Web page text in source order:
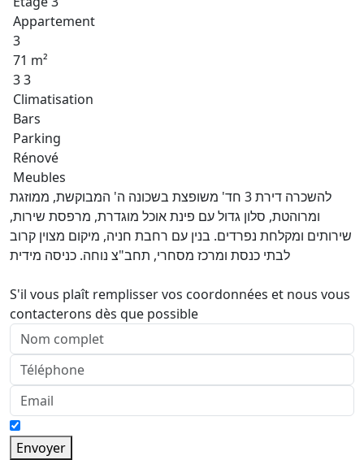
Appartement
3
71 m²
3 3
Climatisation
Bars
Parking
Rénové
Meubles
להשכרה דירת 3 חד' משופצת בשכונה ה' המבוקשת, ממוזגת
ומרוהטת, סלון גדול עם פינת אוכל מוגדרת, מרפסת שירות,
שירותים ומקלחת נפרדים. בנין עם רחבת חניה, מיקום מצוין קרוב
לבתי כנסת ומרכז מסחרי, תחב"צ נוחה. כניסה מידית
S'il vous plaît remplisser vos coordonnées et nous vous
contacterons dès que possible
Envoyer